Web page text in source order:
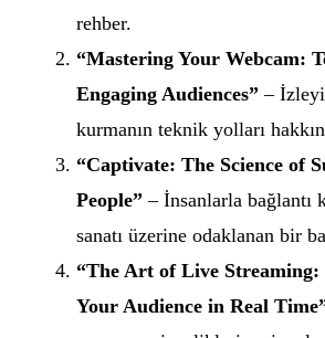
rehber.
“Mastering Your Webcam:
Engaging Audiences” –
kurmanın teknik yolları
“Captivate: The Science of
People” – İnsanlarla bağlantı
sanatı üzerine odaklanan bir
“The Art of Live Streaming:
Your Audience in Real